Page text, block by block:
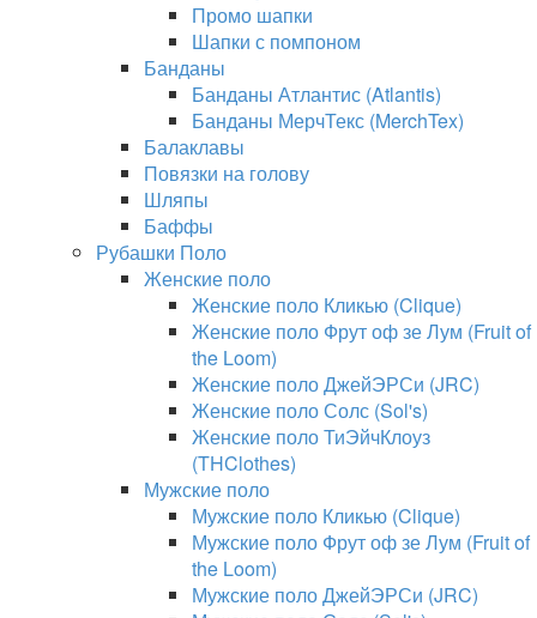
Промо шапки
Шапки с помпоном
Банданы
Банданы Атлантис (Atlantis)
Банданы МерчТекс (MerchTex)
Балаклавы
Повязки на голову
Шляпы
Баффы
Рубашки Поло
Женские поло
Женские поло Кликью (Clique)
Женские поло Фрут оф зе Лум (Fruit of
the Loom)
Женские поло ДжейЭРСи (JRC)
Женские поло Солс (Sol's)
Женские поло ТиЭйчКлоуз
(THClothes)
Мужские поло
Мужские поло Кликью (Clique)
Мужские поло Фрут оф зе Лум (Fruit of
the Loom)
Мужские поло ДжейЭРСи (JRC)